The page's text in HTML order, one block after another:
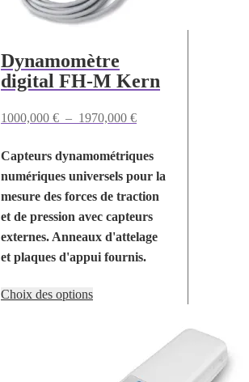
page
produit
Dynamomètre
digital FH-M Kern
1000,000 € – 1970,000 €Plage
prix :
1000,000 €
à
1970,000 €
Capteurs dynamométriques
numériques universels pour la
mesure des forces de traction
et de pression avec capteurs
externes. Anneaux d'attelage
et plaques d'appui fournis.
Choix des optionsCe
variations.